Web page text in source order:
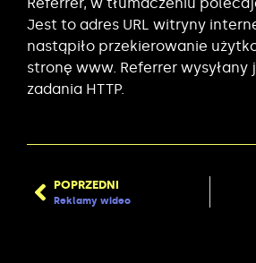
Jest to adres URL witryny
nastąpiło przekierowanie
stronę www. Referrer wysyłany
zadania HTTP.
POPRZEDNI
Reklamy wideo